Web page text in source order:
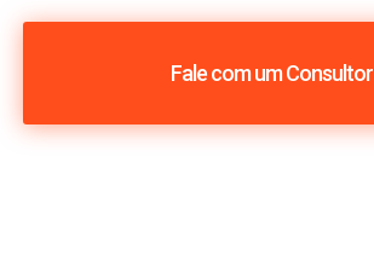
Fale com um Consultor